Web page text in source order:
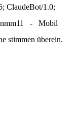
ClaudeBot/1.0;
nmm11 - Mobil
stimmen überein.